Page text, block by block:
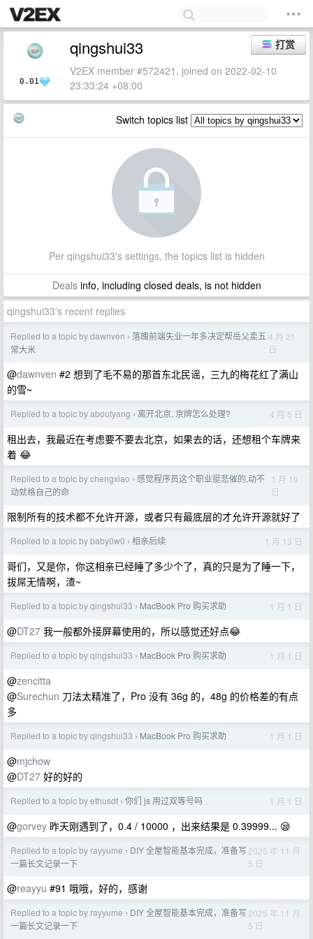
0.01
打赏
qingshui33
V2EX member #572421, joined on 2022-02-10
23:33:24 +08:00
Switch topics list
Per qingshui33's settings, the topics list is hidden
Dealsinfo, including closed deals, is not hidden
qingshui33's recent replies
Replied to a topic by dawnven › 落魄前端失业一年多决定帮岳父卖五
常大米
4 月 21
日
@dawnven #2 想到了毛不易的那首东北民谣，三九的梅花红了满山
的雪~
Replied to a topic by aboutyang › 离开北京, 京牌怎么处理? 4 月 5 日
租出去，我最近在考虑要不要去北京，如果去的话，还想租个车牌来
着 😂
Replied to a topic by chengxiao › 感觉程序员这个职业挺悲催的,动不
动就格自己的命
1 月 19
日
限制所有的技术都不允许开源，或者只有最底层的才允许开源就好了
Replied to a topic by baby0w0 › 相亲后续 1 月 13 日
哥们，又是你，你这相亲已经睡了多少个了，真的只是为了睡一下，
拔屌无情啊，渣~
Replied to a topic by qingshui33 › MacBook Pro 购买求助 1 月 1 日
@DT27 我一般都外接屏幕使用的，所以感觉还好点😂
Replied to a topic by qingshui33 › MacBook Pro 购买求助 1 月 1 日
@zencitta
@Surechun 刀法太精准了，Pro 没有 36g 的，48g 的价格差的有点
多
Replied to a topic by qingshui33 › MacBook Pro 购买求助 1 月 1 日
@mjchow
@DT27 好的好的
Replied to a topic by ethusdt › 你们 js 用过双等号吗 1 月 1 日
@gorvey 昨天刚遇到了，0.4 / 10000 ，出来结果是 0.39999... 😪
Replied to a topic by rayyume › DIY 全屋智能基本完成，准备写
一篇长文记录一下
2025 年 11 月
5 日
@reayyu #91 哦哦，好的，感谢
Replied to a topic by rayyume › DIY 全屋智能基本完成，准备写
一篇长文记录一下
2025 年 11 月
5 日